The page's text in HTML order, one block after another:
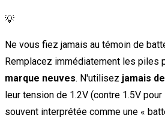
💡
Ne vous fiez jamais au témoin de
Remplacez immédiatement les piles
marque neuves. N'utilisez jamais
leur tension de 1.2V (contre 1.5V
souvent interprétée comme une «